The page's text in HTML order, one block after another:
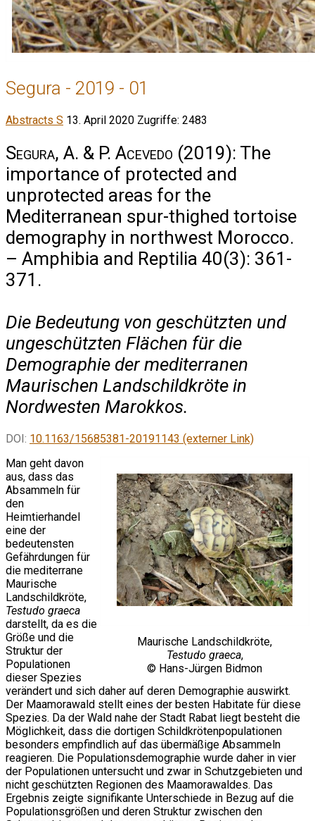
Segura - 2019 - 01
Abstracts S 13. April 2020 Zugriffe: 2483
Segura, A. & P. Acevedo (2019): The
importance of protected and
unprotected areas for the
Mediterranean spur-thighed tortoise
demography in northwest Morocco.
– Amphibia and Reptilia 40(3): 361-
371.
Die Bedeutung von geschützten und
ungeschützten Flächen für die
Demographie der mediterranen
Maurischen Landschildkröte in
Nordwesten Marokkos.
DOI: 10.1163/15685381-20191143 (externer Link)
Maurische Landschildkröte,
Testudo graeca,
© Hans-Jürgen Bidmon
Man geht davon
aus, dass das
Absammeln für
den
Heimtierhandel
eine der
bedeutensten
Gefährdungen für
die mediterrane
Maurische
Landschildkröte,
Testudo graeca
darstellt, da es die
Größe und die
Struktur der
Populationen
dieser Spezies
verändert und sich daher auf deren Demographie auswirkt.
Der Maamorawald stellt eines der besten Habitate für diese
Spezies. Da der Wald nahe der Stadt Rabat liegt besteht die
Möglichkeit, dass die dortigen Schildkrötenpopulationen
besonders empfindlich auf das übermäßige Absammeln
reagieren. Die Populationsdemographie wurde daher in vier
der Populationen untersucht und zwar in Schutzgebieten und
nicht geschützten Regionen des Maamorawaldes. Das
Ergebnis zeigte signifikante Unterschiede in Bezug auf die
Populationsgrößen und deren Struktur zwischen den